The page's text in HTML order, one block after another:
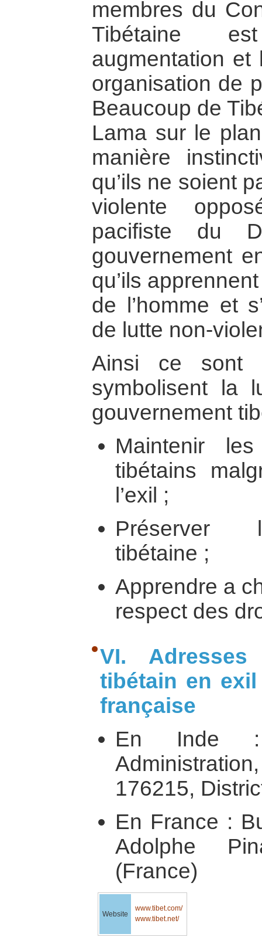
membres du
Tibétaine
augmentation
organisation de
Beaucoup de
Lama sur le
manière
qu’ils ne soient
violente
pacifiste du
gouvernement
qu’ils
de l’homme et
de lutte non-
Ainsi ce sont
symbolisent la
gouvernement
Maintenir
tibétains
l’exil ;
Préserver
tibétaine ;
Apprendre a
respect des
VI. Adresses
tibétain en
française
En Inde :
176215,
En France :
Adolphe
(France)
Website
www.tibet.com/
www.tibet.net/